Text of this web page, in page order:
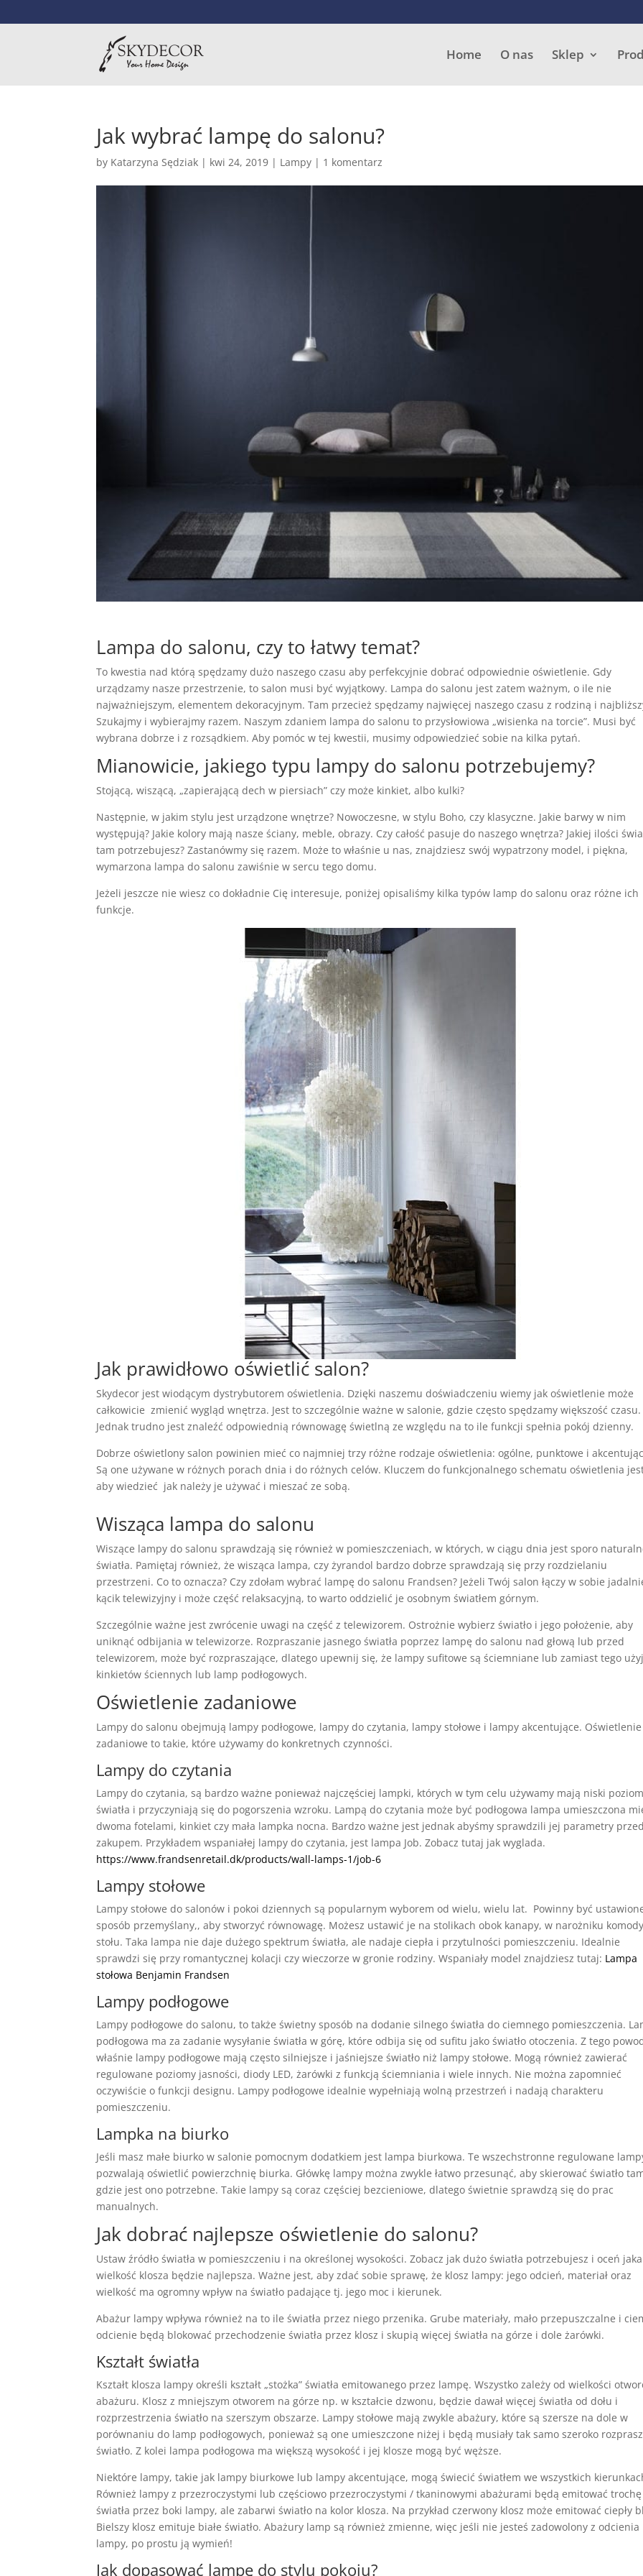
Home O nas Sklep
Wyszukiwarka
Jak wybrać lampę do salonu?
by Katarzyna Sędziak | kwi 24, 2019 | Lampy | 1 komentarz
Lampa do salonu, czy to łatwy temat?
To kwestia nad którą spędzamy dużo naszego czasu aby perfekcyjnie dobrać odpowiednie oświetlenie. Gdy
urządzamy nasze przestrzenie, to salon musi być wyjątkowy. Lampa do salonu jest zatem ważnym, o ile nie
najważniejszym, elementem dekoracyjnym. Tam przecież spędzamy najwięcej naszego czasu z rodziną i
Szukajmy i wybierajmy razem. Naszym zdaniem lampa do salonu to przysłowiowa „wisienka na torcie”. Musi być
wybrana dobrze i z rozsądkiem. Aby pomóc w tej kwestii, musimy odpowiedzieć sobie na kilka pytań.
Mianowicie, jakiego typu lampy do salonu potrzebujemy?
Stojącą, wiszącą, „zapierającą dech w piersiach” czy może kinkiet, albo kulki?
Następnie, w jakim stylu jest urządzone wnętrze? Nowoczesne, w stylu Boho, czy klasyczne. Jakie barwy w nim
występują? Jakie kolory mają nasze ściany, meble, obrazy. Czy całość pasuje do naszego wnętrza? Jakiej ilości
tam potrzebujesz? Zastanówmy się razem. Może to właśnie u nas, znajdziesz swój wypatrzony model, i piękna,
wymarzona lampa do salonu zawiśnie w sercu tego domu.
Jeżeli jeszcze nie wiesz co dokładnie Cię interesuje, poniżej opisaliśmy kilka typów lamp do salonu oraz różne ich
funkcje.
Jak prawidłowo oświetlić salon?
Skydecor jest wiodącym dystrybutorem oświetlenia. Dzięki naszemu doświadczeniu wiemy jak oświetlenie może
całkowicie zmienić wygląd wnętrza. Jest to szczególnie ważne w salonie, gdzie często spędzamy większość czasu.
Jednak trudno jest znaleźć odpowiednią równowagę świetlną ze względu na to ile funkcji spełnia pokój dzienny.
Dobrze oświetlony salon powinien mieć co najmniej trzy różne rodzaje oświetlenia: ogólne, punktowe i
Są one używane w różnych porach dnia i do różnych celów. Kluczem do funkcjonalnego schematu oświetlenia
aby wiedzieć jak należy je używać i mieszać ze sobą.
Wisząca lampa do salonu
Wiszące lampy do salonu sprawdzają się również w pomieszczeniach, w których, w ciągu dnia jest sporo
światła. Pamiętaj również, że wisząca lampa, czy żyrandol bardzo dobrze sprawdzają się przy rozdzielaniu
przestrzeni. Co to oznacza? Czy zdołam wybrać lampę do salonu Frandsen? Jeżeli Twój salon łączy w sobie
kącik telewizyjny i może część relaksacyjną, to warto oddzielić je osobnym światłem górnym.
Szczególnie ważne jest zwrócenie uwagi na część z telewizorem. Ostrożnie wybierz światło i jego położenie, aby
uniknąć odbijania w telewizorze. Rozpraszanie jasnego światła poprzez lampę do salonu nad głową lub przed
telewizorem, może być rozpraszające, dlatego upewnij się, że lampy sufitowe są ściemniane lub zamiast tego użyj
kinkietów ściennych lub lamp podłogowych.
Oświetlenie zadaniowe
Lampy do salonu obejmują lampy podłogowe, lampy do czytania, lampy stołowe i lampy akcentujące. Oświetlenie
zadaniowe to takie, które używamy do konkretnych czynności.
Lampy do czytania
Lampy do czytania, są bardzo ważne ponieważ najczęściej lampki, których w tym celu używamy mają niski poziom
światła i przyczyniają się do pogorszenia wzroku. Lampą do czytania może być podłogowa lampa umieszczona
dwoma fotelami, kinkiet czy mała lampka nocna. Bardzo ważne jest jednak abyśmy sprawdzili jej parametry przed
zakupem. Przykładem wspaniałej lampy do czytania, jest lampa Job. Zobacz tutaj jak wyglada.
https://www.frandsenretail.dk/products/wall-lamps-1/job-6
Lampy stołowe
Lampy stołowe do salonów i pokoi dziennych są popularnym wyborem od wielu, wielu lat. Powinny być
sposób przemyślany,, aby stworzyć równowagę. Możesz ustawić je na stolikach obok kanapy, w narożniku
stołu. Taka lampa nie daje dużego spektrum światła, ale nadaje ciepła i przytulności pomieszczeniu. Idealnie
sprawdzi się przy romantycznej kolacji czy wieczorze w gronie rodziny. Wspaniały model znajdziesz tutaj: Lampa
stołowa Benjamin Frandsen
Lampy podłogowe
Lampy podłogowe do salonu, to także świetny sposób na dodanie silnego światła do ciemnego pomieszczenia.
podłogowa ma za zadanie wysyłanie światła w górę, które odbija się od sufitu jako światło otoczenia. Z tego
właśnie lampy podłogowe mają często silniejsze i jaśniejsze światło niż lampy stołowe. Mogą również zawierać
regulowane poziomy jasności, diody LED, żarówki z funkcją ściemniania i wiele innych. Nie można zapomnieć
oczywiście o funkcji designu. Lampy podłogowe idealnie wypełniają wolną przestrzeń i nadają charakteru
pomieszczeniu.
Lampka na biurko
Jeśli masz małe biurko w salonie pomocnym dodatkiem jest lampa biurkowa. Te wszechstronne regulowane
pozwalają oświetlić powierzchnię biurka. Główkę lampy można zwykle łatwo przesunąć, aby skierować światło
gdzie jest ono potrzebne. Takie lampy są coraz częściej bezcieniowe, dlatego świetnie sprawdzą się do prac
manualnych.
Jak dobrać najlepsze oświetlenie do salonu?
Ustaw źródło światła w pomieszczeniu i na określonej wysokości. Zobacz jak dużo światła potrzebujesz i oceń jaka
wielkość klosza będzie najlepsza. Ważne jest, aby zdać sobie sprawę, że klosz lampy: jego odcień, materiał oraz
wielkość ma ogromny wpływ na światło padające tj. jego moc i kierunek.
Abażur lampy wpływa również na to ile światła przez niego przenika. Grube materiały, mało przepuszczalne i
odcienie będą blokować przechodzenie światła przez klosz i skupią więcej światła na górze i dole żarówki.
Kształt światła
Kształt klosza lampy określi kształt „stożka” światła emitowanego przez lampę. Wszystko zależy od wielkości
abażuru. Klosz z mniejszym otworem na górze np. w kształcie dzwonu, będzie dawał więcej światła od dołu i
rozprzestrzenia światło na szerszym obszarze. Lampy stołowe mają zwykle abażury, które są szersze na dole w
porównaniu do lamp podłogowych, ponieważ są one umieszczone niżej i będą musiały tak samo szeroko
światło. Z kolei lampa podłogowa ma większą wysokość i jej klosze mogą być węższe.
Niektóre lampy, takie jak lampy biurkowe lub lampy akcentujące, mogą świecić światłem we wszystkich
Również lampy z przezroczystymi lub częściowo przezroczystymi / tkaninowymi abażurami będą emitować trochę
światła przez boki lampy, ale zabarwi światło na kolor klosza. Na przykład czerwony klosz może emitować ciepły
Bielszy klosz emituje białe światło. Abażury lamp są również zmienne, więc jeśli nie jesteś zadowolony z odcienia
lampy, po prostu ją wymień!
Jak dopasować lampę do stylu pokoju?